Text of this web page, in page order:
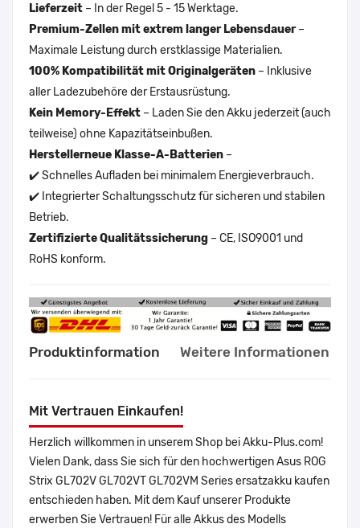
Lieferzeit – In der Regel 5 - 15 Werktage.
Premium-Zellen mit extrem langer Lebensdauer–
Maximale Leistung durch erstklassige Materialien.
100% Kompatibilität mit Originalgeräten – Inklusive
aller Ladezubehöre der Erstausrüstung.
Kein Memory-Effekt – Laden Sie den Akku jederzeit (auch
teilweise) ohne Kapazitätseinbußen.
Herstellerneue Klasse-A-Batterien –
✔️ Schnelles Aufladen bei minimalem Energieverbrauch.
✔️ Integrierter Schaltungsschutz für sicheren und stabilen
Betrieb.
Zertifizierte Qualitätssicherung – CE, ISO9001 und
RoHS konform.
Produktinformation Weitere Informationen
Mit Vertrauen Einkaufen!
Herzlich willkommen in unserem Shop bei Akku-Plus.com!
Vielen Dank, dass Sie sich für den hochwertigen Asus ROG
Strix GL702V GL702VT GL702VM Series ersatzakku kaufen
entschieden haben. Mit dem Kauf unserer Produkte
erwerben Sie Vertrauen! Für alle Akkus des Modells